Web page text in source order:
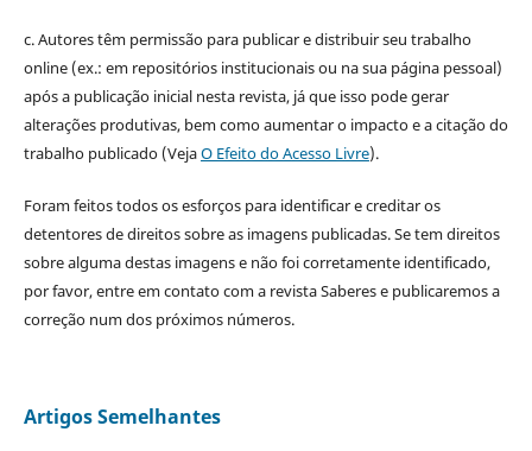
c. Autores têm permissão para publicar e distribuir seu trabalho
online (ex.: em repositórios institucionais ou na sua página pessoal)
após a publicação inicial nesta revista, já que isso pode gerar
alterações produtivas, bem como aumentar o impacto e a citação do
trabalho publicado (VejaO Efeito do Acesso Livre).
Foram feitos todos os esforços para identificar e creditar os
detentores de direitos sobre as imagens publicadas. Se tem direitos
sobre alguma destas imagens e não foi corretamente identificado,
por favor, entre em contato com a revista Saberes e publicaremos a
correção num dos próximos números.
Artigos Semelhantes